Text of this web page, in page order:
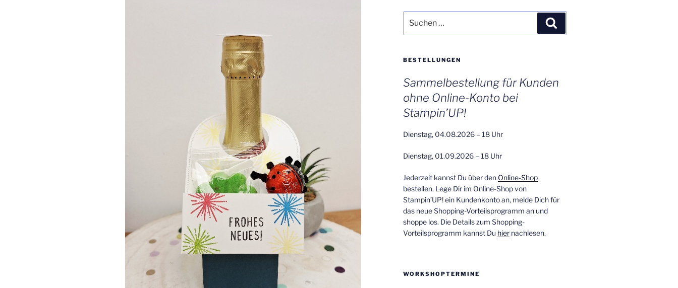
nach:
BESTELLUNGEN
Sammelbestellung für Kunden
ohne Online-Konto bei
Stampin’UP!
Dienstag, 04.08.2026 – 18 Uhr
Dienstag, 01.09.2026 – 18 Uhr
Jederzeit kannst Du über den Online-Shop
bestellen. Lege Dir im Online-Shop von
Stampin’UP! ein Kundenkonto an, melde Dich für
das neue Shopping-Vorteilsprogramm an und
shoppe los. Die Details zum Shopping-
Vorteilsprogramm kannst Du hiernachlesen.
WORKSHOPTERMINE